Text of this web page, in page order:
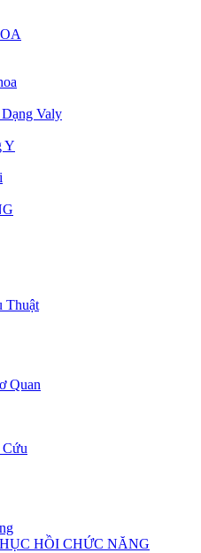
Valy
Y
Thuật
Quan
HỒI CHỨC NĂNG